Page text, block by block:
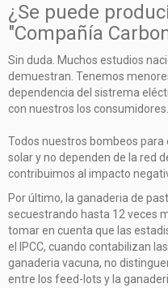
¿Se puede
"Compañía
Sin duda. Muchos estudios
demuestran. Tenemos
dependencia del sistrema
con nuestros los consumidores.
Todos nuestros bombeos para
solar y no dependen de la red
contribuimos al impacto
Por último, la ganaderia de
secuestrando hasta 12 veces
tomar en cuenta que las
el IPCC, cuando contabilizan
ganaderia vacuna, no
entre los feed-lots y la